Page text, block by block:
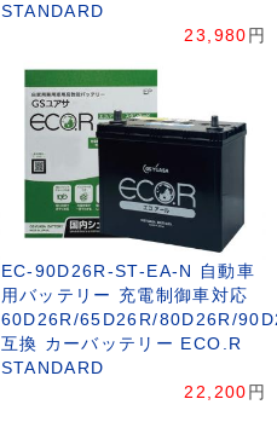
STANDARD
23,980 円
EC-90D26R-ST-EA-N 自動車
用バッテリー 充電制御車対応
60D26R/65D26R/80D26R/
互換 カーバッテリー ECO.R
STANDARD
22,200 円